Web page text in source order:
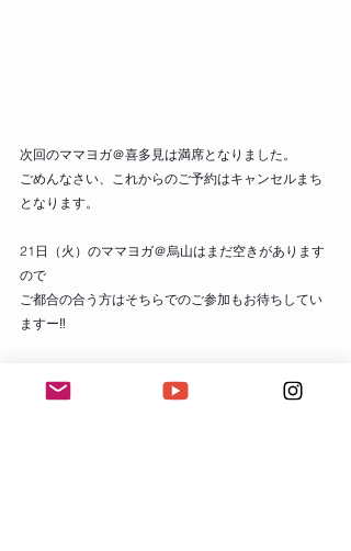
次回のママヨガ＠喜多見は満席となりました。
ごめんなさい、これからのご予約はキャンセルまち
となります。
21日（火）のママヨガ＠烏山はまだ空きがあります
ので
ご都合の合う方はそちらでのご参加もお待ちしてい
ますー‼